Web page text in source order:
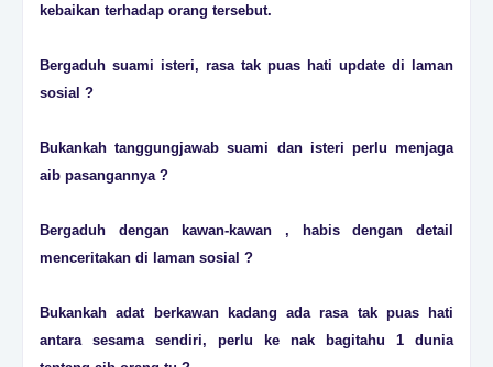
kebaikan terhadap orang tersebut.
Bergaduh suami isteri, rasa tak puas hati update di laman
sosial ?
Bukankah tanggungjawab suami dan isteri perlu menjaga
aib pasangannya ?
Bergaduh dengan kawan-kawan , habis dengan detail
menceritakan di laman sosial ?
Bukankah adat berkawan kadang ada rasa tak puas hati
antara sesama sendiri, perlu ke nak bagitahu 1 dunia